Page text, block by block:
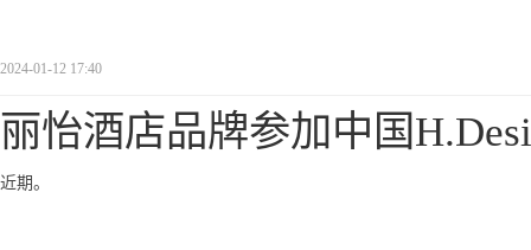
2024-01-12 17:40
丽怡酒店品牌参加中国
近期。